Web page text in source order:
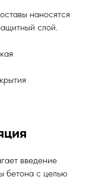
наносятся
слой.
введение
бетона с целью